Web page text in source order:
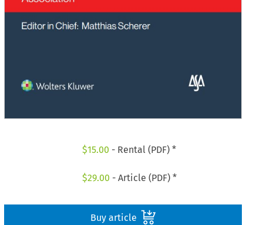
$15.00 - Rental (PDF) *
$29.00 - Article (PDF) *
Buy article